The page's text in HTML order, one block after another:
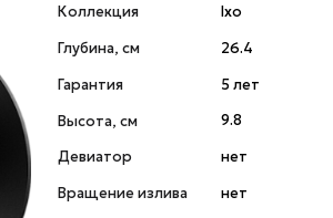
Коллекция
Ixo
Глубина, см
26.4
Гарантия
5 лет
Высота, см
9.8
Девиатор
нет
Вращение излива
нет